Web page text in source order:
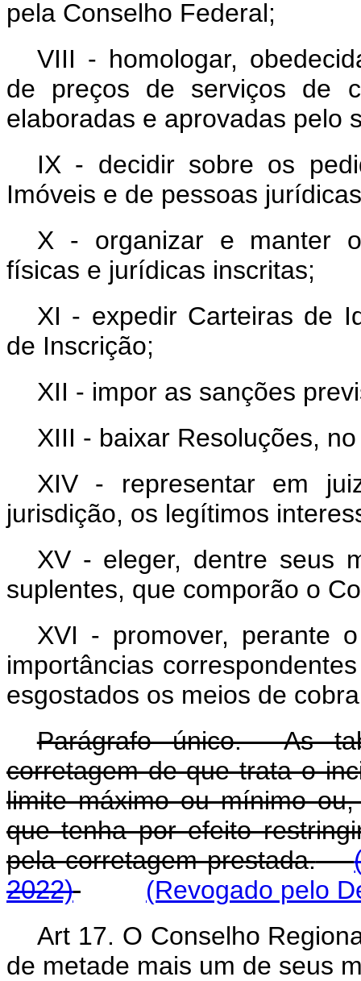
pela Conselho Federal;
VIII - homologar,
de preços de serviços de
elaboradas e aprovadas pelo
IX - decidir sobre os
Imóveis e de pessoas
X - organizar e manter
físicas e jurídicas inscritas;
XI - expedir Carteiras de
de Inscrição;
XII - impor as sanções
XIII - baixar Resoluções,
XIV - representar em
jurisdição, os legítimos
XV - eleger, dentre seus
suplentes, que comporão o
XVI - promover, perante
importâncias
esgostados os meios de
Parágrafo único. As
corretagem de que trata o
limite máximo ou mínimo
que tenha por efeito
pela corretagem prestada.
2022)
(Revogado pelo
Art 17. O Conselho
de metade mais um de seus